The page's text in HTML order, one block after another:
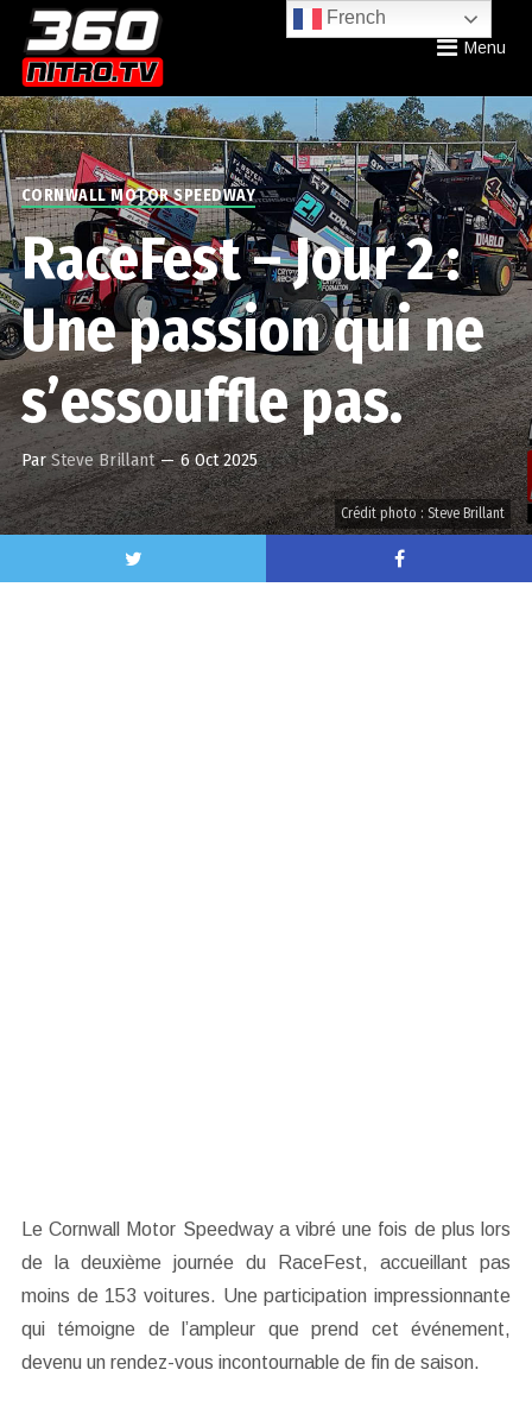
Menu
CORNWALL MOTOR SPEEDWAY
RaceFest – Jour 2 :
Une passion qui ne
s’essouffle pas.
ParSteve Brillant — 6 Oct 2025
Crédit photo : Steve Brillant
Le Cornwall Motor Speedway a vibré une fois de plus lors
de la deuxième journée du RaceFest, accueillant pas
moins de 153 voitures. Une participation impressionnante
qui témoigne de l’ampleur que prend cet événement,
devenu un rendez-vous incontournable de fin de saison.
French